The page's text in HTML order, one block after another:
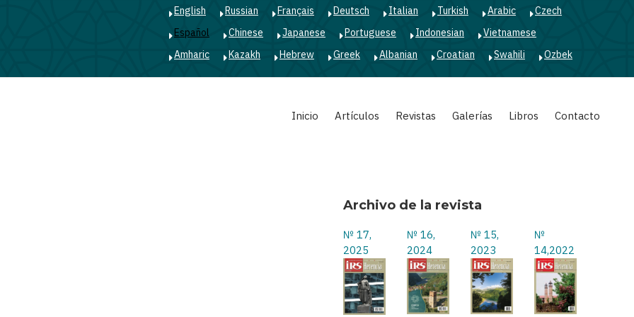
English Russian Français Deutsch Italian Turkish Arabic
Czech
Español
Chinese Japanese Portuguese Indonesian
Vietnamese
Amharic
Kazakh Hebrew Greek Albanian Croatian Swahili Ozbek
Inicio Artículos Revistas Galerías Libros Contacto
Archivo de la revista
№ 17,
2025
№ 16,
2024
№ 15,
2023
№
14,2022